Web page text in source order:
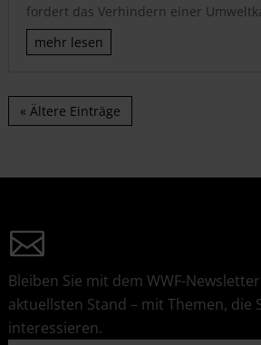
fordert das Verhindern einer
mehr lesen
« Ältere Einträge
Bleiben Sie mit dem WWF-
aktuellsten Stand – mit Themen, die
interessieren.